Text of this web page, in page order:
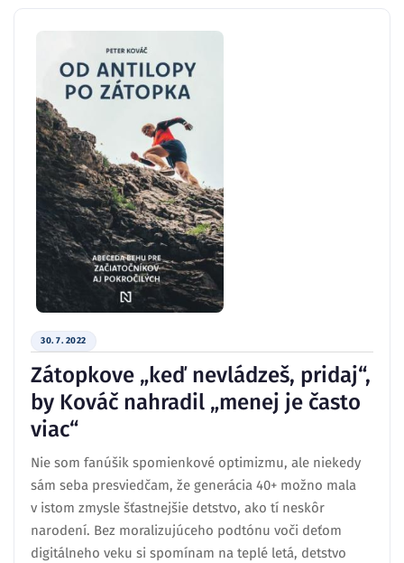
30. 7. 2022
Zátopkove „keď nevládzeš, pridaj“,
by Kováč nahradil „menej je často
viac“
Nie som fanúšik spomienkové optimizmu, ale niekedy
sám seba presviedčam, že generácia 40+ možno mala
v istom zmysle šťastnejšie detstvo, ako tí neskôr
narodení. Bez moralizujúceho podtónu voči deťom
digitálneho veku si spomínam na teplé letá, detstvo